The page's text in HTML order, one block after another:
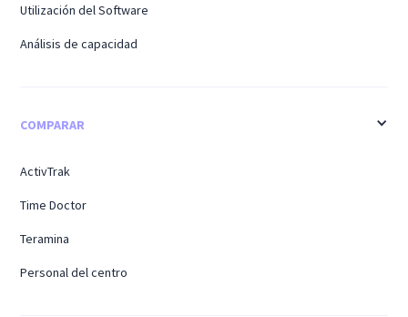
Utilización del Software
Análisis de capacidad
COMPARAR
ActivTrak
Time Doctor
Teramina
Personal del centro